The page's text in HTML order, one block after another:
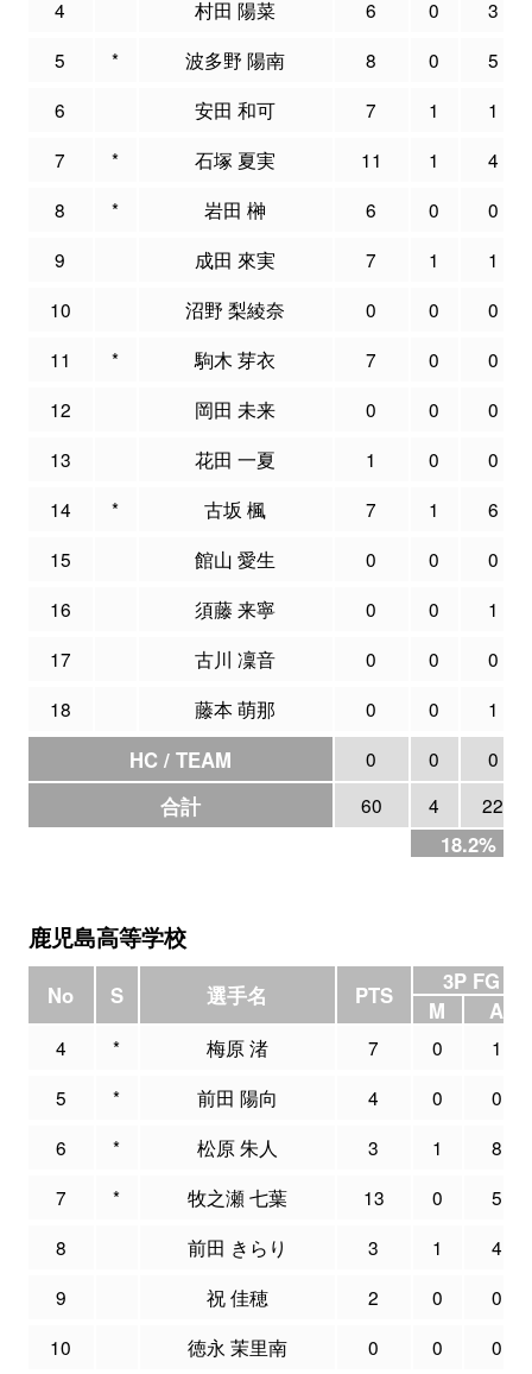
4 村田 陽菜 6 0
3
5
* 波多野 陽南 8 0
5
6
安田 和可 7 1
1
7
* 石塚 夏実 11 1
4
8
* 岩田 榊 6 0
0
9
成田 來実 7 1
1
10
沼野 梨綾奈 0 0
0
11
* 駒木 芽衣 7 0
0
12
岡田 未来 0 0
0
13
花田 一夏 1 0
0
14
* 古坂 楓 7 1
6
15
館山 愛生 0 0
0
16
須藤 来寧 0 0
1
17
古川 凜音 0 0
0
18
藤本 萌那 0 0 1
HC / TEAM 0 0 0
合計 60 4 22
18.2%
鹿児島高等学校
No S 選手名 PTS
3P FG
M
A
4 * 梅原 渚 7 0
1
5
* 前田 陽向 4 0
0
6
* 松原 朱人 3 1
8
7
* 牧之瀬 七葉 13 0
5
8
前田 きらり 3 1
4
9
祝 佳穂 2 0
0
10
徳永 茉里南 0 0 0